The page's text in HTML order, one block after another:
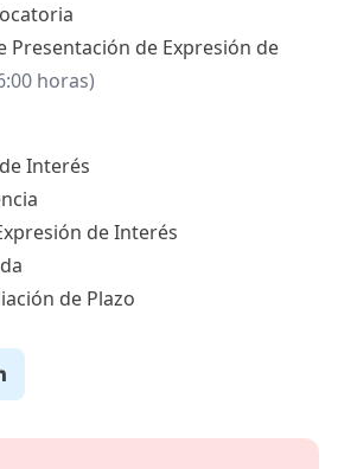
Presentación de Expresión de
horas)
Interés
de Interés
de Plazo